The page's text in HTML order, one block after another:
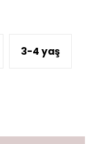
3-4 yaş